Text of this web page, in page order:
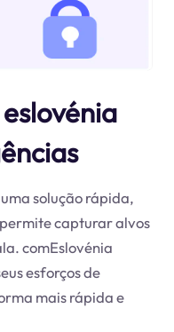
solução rápida,
capturar alvos
comEslovénia
esforços de
mais rápida e